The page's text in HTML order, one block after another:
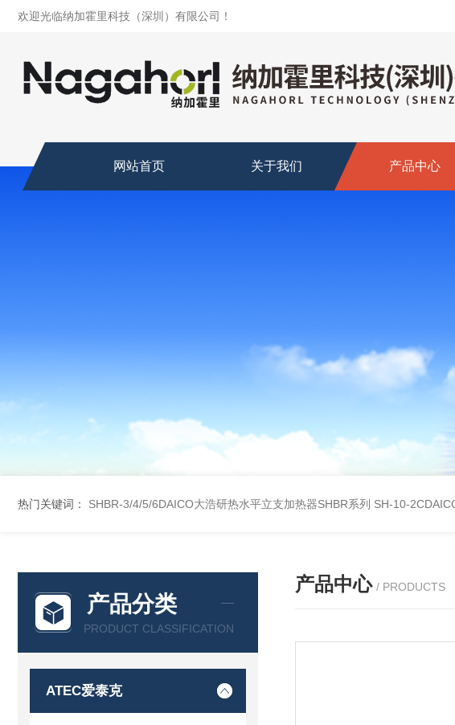
欢迎光临纳加霍里科技（深圳）有限公司！
网站首页 关于我们 产品中心
热门关键词： SHBR-3/4/5/6DAICO大浩研热水平立支加热器SHBR系列 SH-10-
产品分类
PRODUCT CLASSIFICATION
ATEC爱泰克
产品中心 / PRODUCTS